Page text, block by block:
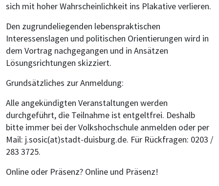
sich mit hoher Wahrscheinlichkeit ins Plakative verlieren.
Den zugrundeliegenden lebenspraktischen
Interessenslagen und politischen Orientierungen wird in
dem Vortrag nachgegangen und in Ansätzen
Lösungsrichtungen skizziert.
Grundsätzliches zur Anmeldung:
Alle angekündigten Veranstaltungen werden
durchgeführt, die Teilnahme ist entgeltfrei. Deshalb
bitte immer bei der Volkshochschule anmelden oder per
Mail: j.sosic(at)stadt-duisburg.de. Für Rückfragen: 0203 /
283 3725.
Online oder Präsenz? Online und Präsenz!